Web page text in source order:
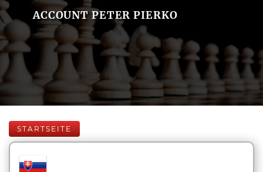
ACCOUNT PETER PIERKO
STARTSEITE